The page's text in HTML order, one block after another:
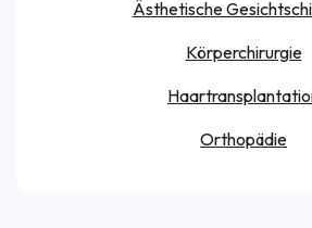
Ästhetische
Körperchirurgie
Orthopädie